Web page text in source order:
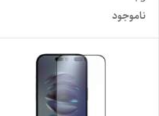
ناموجود